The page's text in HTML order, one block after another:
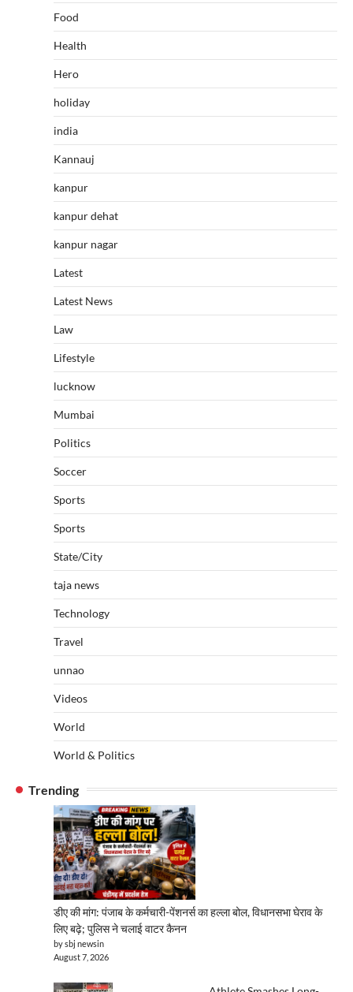
Food
Health
Hero
holiday
india
Kannauj
kanpur
kanpur dehat
kanpur nagar
Latest
Latest News
Law
Lifestyle
lucknow
Mumbai
Politics
Soccer
Sports
Sports
State/City
taja news
Technology
Travel
unnao
Videos
World
World & Politics
Trending
डीए की मांग: पंजाब के कर्मचारी-पेंशनर्स का हल्ला बोल, विधानसभा घेराव के
लिए बढ़े; पुलिस ने चलाई वाटर कैनन
by sbj newsin
August 7, 2026